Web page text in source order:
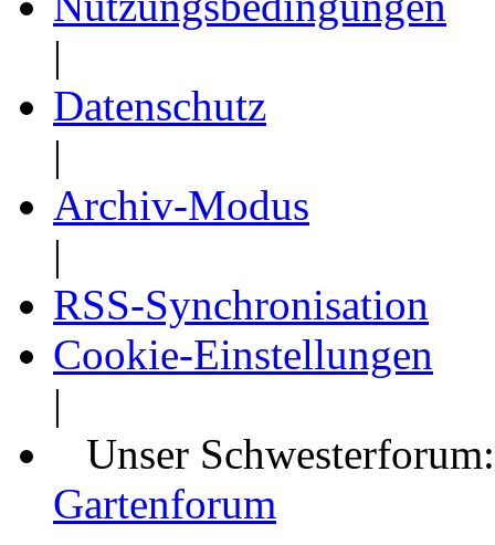
|
Datenschutz
|
Archiv-Modus
|
RSS-Synchronisation
Cookie-Einstellungen
|
Unser
Gartenforum